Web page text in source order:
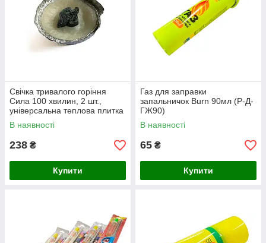
Свічка тривалого горіння
Сила 100 хвилин, 2 шт.,
універсальна теплова плитка
для обігріву
В наявності
238 ₴
Купити
Газ для заправки
запальничок Burn 90мл (Р-Д-
ГЖ90)
В наявності
65 ₴
Купити